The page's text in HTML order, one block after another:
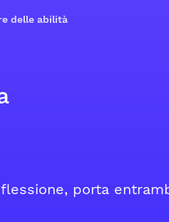
delle abilità
porta